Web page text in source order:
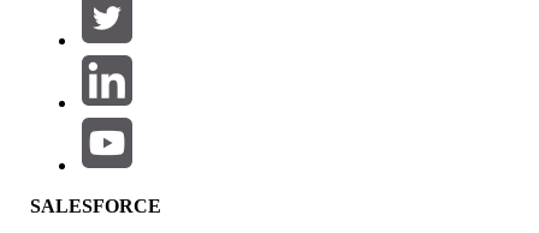
Produktområde
Funktionspåverkan
SALESFORCE